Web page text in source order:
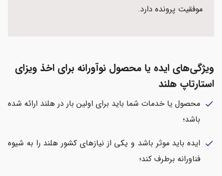
موفقیت پرونده دارد.
ویژگی‌های ایده یا محصول نوآورانه برای اخذ ویزای
استارتاپ هلند
check محصول یا خدمات شما باید برای اولین بار در هلند ارائه شده
باشد؛
check ایده باید موثر باشد و یکی از نیازهای کشور هلند را به شیوه
فناورانه برطرف کند؛